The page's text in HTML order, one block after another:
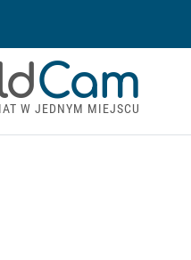
Cam
W JEDNYM MIEJSCU